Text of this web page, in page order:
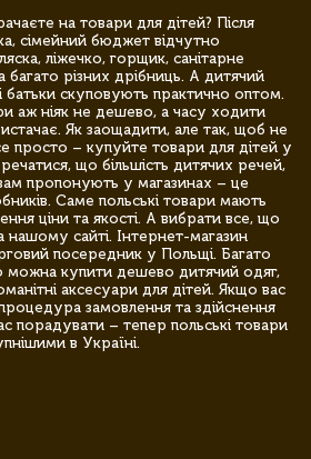
на товари для дітей? Після
сімейний бюджет відчутно
ліжечко, горщик, санітарне
багато різних дрібниць. А дитячий
батьки скуповують практично оптом.
аж ніяк не дешево, а часу ходити
Як заощадити, але так, щоб не
просто – купуйте товари для дітей у
що більшість дитячих речей,
пропонують у магазинах – це
Саме польські товари мають
ціни та якості. А вибрати все, що
сайті. Інтернет-магазин
посередник у Польщі. Багато
можна купити дешево дитячий одяг,
аксесуари для дітей. Якщо вас
замовлення та здійснення
порадувати – тепер польські товари
в Україні.